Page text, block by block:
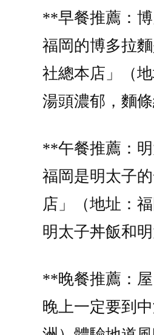
**早餐推薦：
福岡的博多拉
社總本店」（
湯頭濃郁，麵
**午餐推薦：
福岡是明太子
店」（地址：
明太子丼飯和
**晚餐推薦：
晚上一定要到